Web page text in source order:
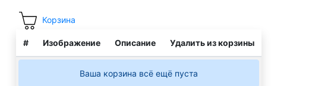
Корзина
# Изображение Описание Удалить из корзины
Ваша корзина всё ещё пуста